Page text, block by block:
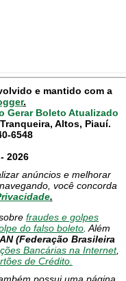
e mantido com a
.
Gerar Boleto Atualizado
Altos, Piauí.
6548
2026
anúncios e melhorar
você concorda
.
fraudes e golpes
do falso boleto . Além
(Federação Brasileira
Bancárias na Internet,
de Crédito.